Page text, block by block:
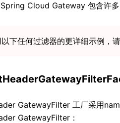
Cloud Gateway 包含许
下任何过滤器的更详细示例，
GatewayFilter 工厂采用
GatewayFilter：